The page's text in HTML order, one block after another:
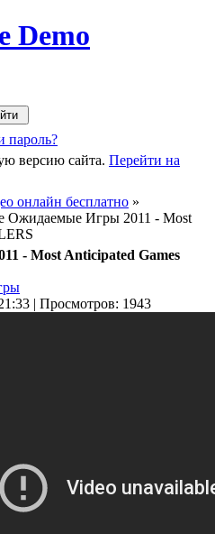
Demo
пароль?
версию сайта. Перейти на
онлайн бесплатно »
Ожидаемые Игры 2011 - Most
- Most Anticipated Games
| Просмотров: 1943